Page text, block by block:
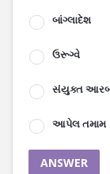
બાંગ્લાદેશ
ઉરૂગ્વે
સંયુક્ત આરબ
આપેલ તમામ
ANSWER